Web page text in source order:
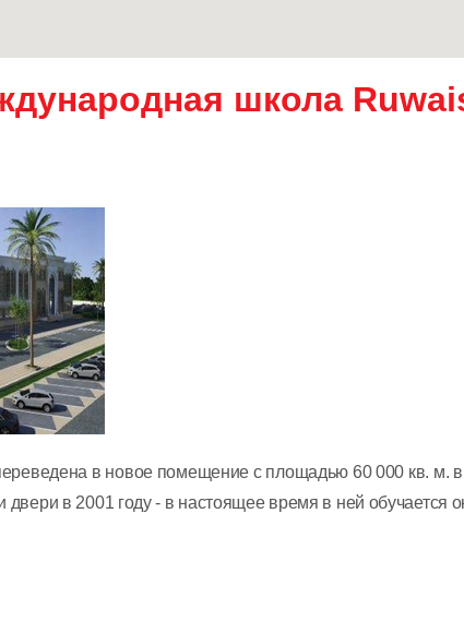
школа
в новое помещение с площадью 60 000 кв. м. в
в 2001 году - в настоящее время в ней обучается